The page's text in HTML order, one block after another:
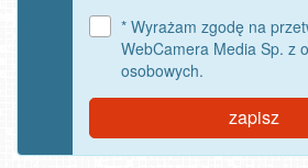
* Wyrażam zgodę na
WebCamera Media Sp. z
osobowych.
zapisz